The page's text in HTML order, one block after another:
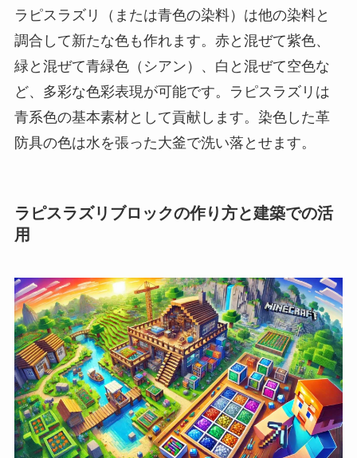
ラピスラズリ（または青色の染料）は他の染料と
調合して新たな色も作れます。赤と混ぜて紫色、
緑と混ぜて青緑色（シアン）、白と混ぜて空色な
ど、多彩な色彩表現が可能です。ラピスラズリは
青系色の基本素材として貢献します。染色した革
防具の色は水を張った大釜で洗い落とせます。
ラピスラズリブロックの作り方と建築での活
用